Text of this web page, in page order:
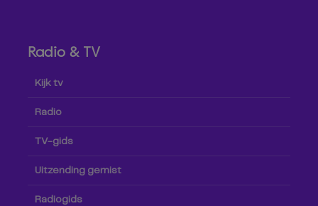
Radio & TV
Kijk tv
Radio
TV-gids
Uitzending gemist
Radiogids